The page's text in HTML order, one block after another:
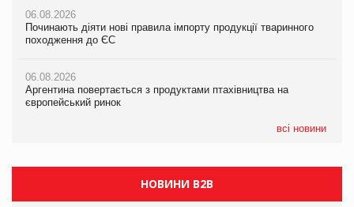
06.08.2026
Починають діяти нові правила імпорту продукції тваринного
походження до ЄС
06.08.2026
Аргентина повертається з продуктами птахівництва на
європейський ринок
всі новини
06.08.2026
Починають діяти нові правила імпорту продукції тваринного
походження до ЄС
06.08.2026
Аргентина повертається з продуктами птахівництва на
європейський ринок
06.08.2026
Починають діяти нові правила імпорту продукції тваринного
походження до ЄС
06.08.2026
Аргентина повертається з продуктами птахівництва на
європейський ринок
НОВИНИ B2B